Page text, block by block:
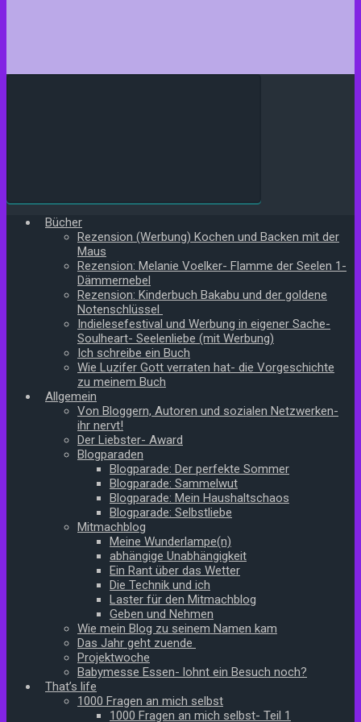
Bücher
Rezension (Werbung) Kochen und Backen mit der
Maus
Rezension: Melanie Voelker- Flamme der Seelen 1-
Dämmernebel
Rezension: Kinderbuch Bakabu und der goldene
Notenschlüssel
Indielesefestival und Werbung in eigener Sache-
Soulheart- Seelenliebe (mit Werbung)
Ich schreibe ein Buch
Wie Luzifer Gott verraten hat- die Vorgeschichte
zu meinem Buch
Allgemein
Von Bloggern, Autoren und sozialen Netzwerken-
ihr nervt!
Der Liebster- Award
Blogparaden
Blogparade: Der perfekte Sommer
Blogparade: Sammelwut
Blogparade: Mein Haushaltschaos
Blogparade: Selbstliebe
Mitmachblog
Meine Wunderlampe(n)
abhängige Unabhängigkeit
Ein Rant über das Wetter
Die Technik und ich
Laster für den Mitmachblog
Geben und Nehmen
Wie mein Blog zu seinem Namen kam
Das Jahr geht zuende
Projektwoche
Babymesse Essen- lohnt ein Besuch noch?
That’s life
1000 Fragen an mich selbst
1000 Fragen an mich selbst- Teil 1